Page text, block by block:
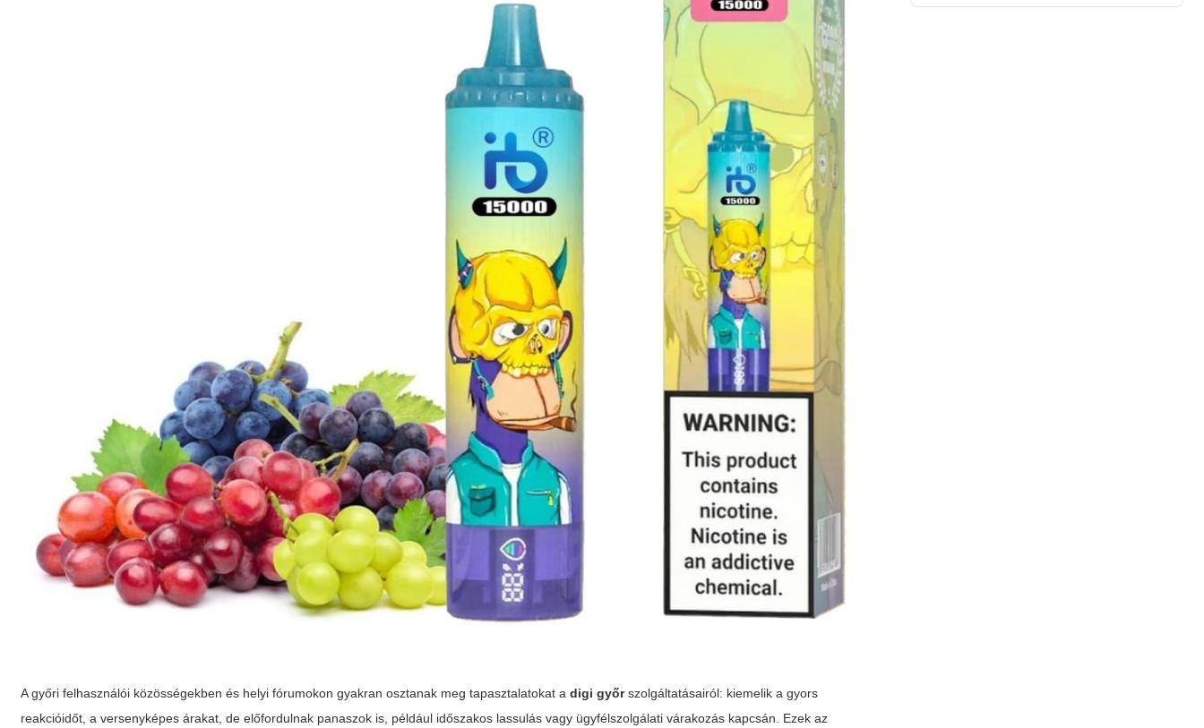
A győri felhasználói közösségekben és helyi fórumokon gyakran osztanak meg tapasztalatokat adigi győrszolgáltatásairól: kiemelik a gyors
reakcióidőt, a versenyképes árakat, de előfordulnak panaszok is, például időszakos lassulás vagy ügyfélszolgálati várakozás kapcsán. Ezek az